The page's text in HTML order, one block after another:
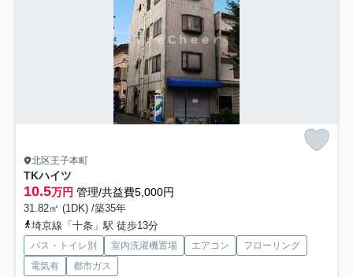
北区王子本町
TKハイツ
10.5万円 管理/共益費5,000円
31.82㎡ (1DK) /築35年
埼京線「十条」駅 徒歩13分
バス・トイレ別 室内洗濯機置場 エアコン
フローリング
電気有
都市ガス